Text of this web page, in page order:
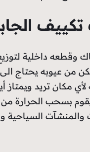
داخلية لتوزيع
من عيوبه يحتاج
مكان تريد ويمتاز
بسحب الحرارة من
السياحية